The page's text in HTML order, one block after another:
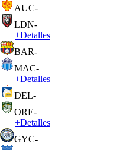
AUC-
LDN-
+Detalles
BAR-
MAC-
+Detalles
DEL-
ORE-
+Detalles
GYC-